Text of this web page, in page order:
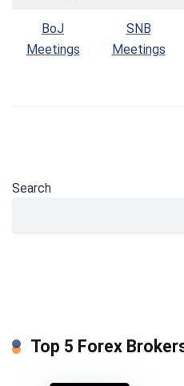
BoJ
Meetings
SNB
Meetings
Search
Top 5 Forex